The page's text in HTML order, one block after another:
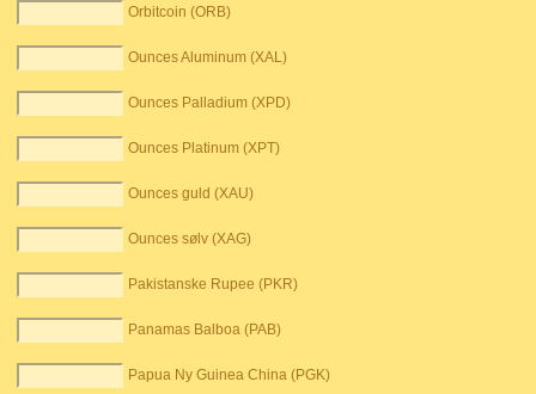
Orbitcoin (ORB)
Ounces Aluminum (XAL)
Ounces Palladium (XPD)
Ounces Platinum (XPT)
Ounces guld (XAU)
Ounces sølv (XAG)
Pakistanske Rupee (PKR)
Panamas Balboa (PAB)
Papua Ny Guinea China (PGK)